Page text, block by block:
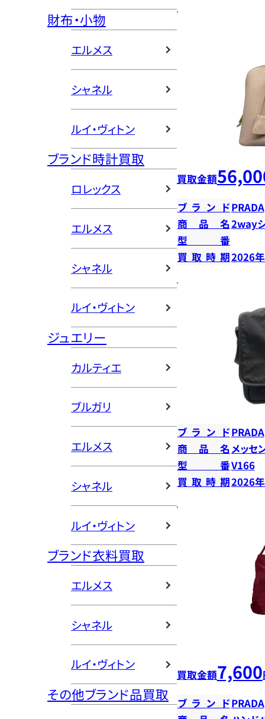
財布・小物
エルメス
シャネル
ルイ・ヴィトン
ブランド時計買取
ロレックス
エルメス
シャネル
ルイ・ヴィトン
ジュエリー
カルティエ
ブルガリ
エルメス
シャネル
ルイ・ヴィトン
ブランド衣料買取
エルメス
シャネル
ルイ・ヴィトン
その他ブランド品買取
買取金額
ブランドPRADA
商品名2way
型番
買取時期2026
ブランドPRADA
商品名 メッセ
型番V166
買取時期2026
買取金額7,600
ブランドPRADA